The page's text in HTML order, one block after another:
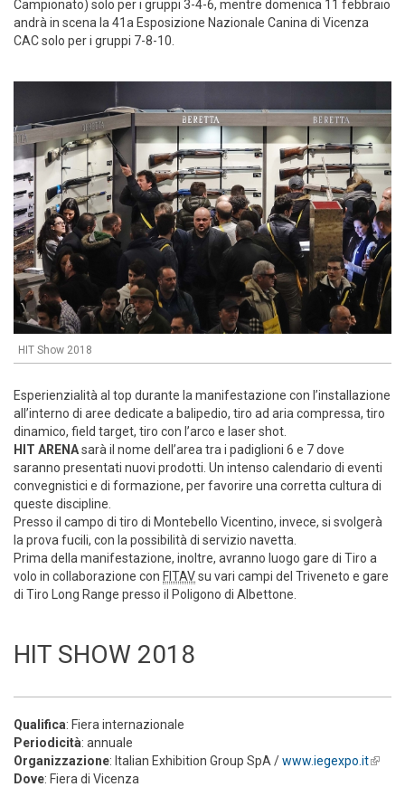
Campionato) solo per i gruppi 3-4-6, mentre domenica 11 febbraio
andrà in scena la 41a Esposizione Nazionale Canina di Vicenza
CAC solo per i gruppi 7-8-10.
HIT Show 2018
Esperienzialità al top durante la manifestazione con l’installazione
all’interno di aree dedicate a balipedio, tiro ad aria compressa, tiro
dinamico, field target, tiro con l’arco e laser shot.
HIT ARENAsarà il nome dell’area tra i padiglioni 6 e 7 dove
saranno presentati nuovi prodotti. Un intenso calendario di eventi
convegnistici e di formazione, per favorire una corretta cultura di
queste discipline.
Presso il campo di tiro di Montebello Vicentino, invece, si svolgerà
la prova fucili, con la possibilità di servizio navetta.
Prima della manifestazione, inoltre, avranno luogo gare di Tiro a
volo in collaborazione con FITAVsu vari campi del Triveneto e gare
di Tiro Long Range presso il Poligono di Albettone.
HIT SHOW 2018
Qualifica: Fiera internazionale
Periodicità: annuale
Organizzazione: Italian Exhibition Group SpA /www.iegexpo.it(link is
Dove: Fiera di Vicenza